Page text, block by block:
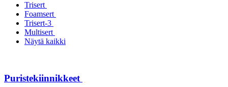
Trisert
Foamsert
Trisert-3
Multisert
Näytä kaikki
Puristekiinnikkeet